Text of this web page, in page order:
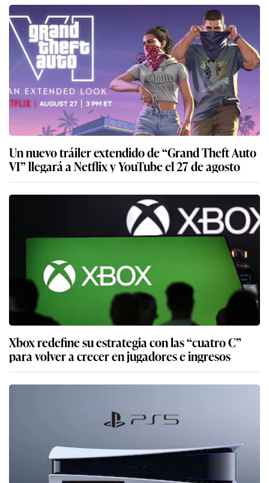
Un nuevo tráiler extendido de “Grand Theft Auto
VI” llegará a Netflix y YouTube el 27 de agosto
Xbox redefine su estrategia con las “cuatro C”
para volver a crecer en jugadores e ingresos